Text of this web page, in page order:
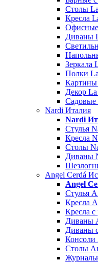
Столы
Кресла
Офисные
Диваны
Зеркала
Полки
Картины
Декор
Садовые
Nardi Италия
Nardi
Стулья
Кресла
Столы
Диваны
Angel Cerdá
Angel
Стулья
Кресла
Кресла с
Диваны
Диваны
Консоли
Столы